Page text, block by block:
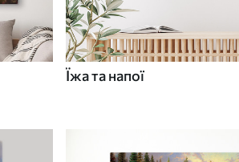
Їжа та напої